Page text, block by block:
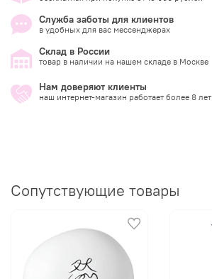
Служба заботы для клиентов
в удобных для вас мессенджерах
Склад в России
товар в наличии на нашем складе в Москве
Нам доверяют клиенты
наш интернет-магазин работает более 8 лет
Сопутствующие товары